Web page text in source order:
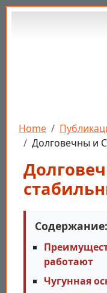
Перейти к
Строка
Home
Долговечны и
Содержание:
работают
Чугунная